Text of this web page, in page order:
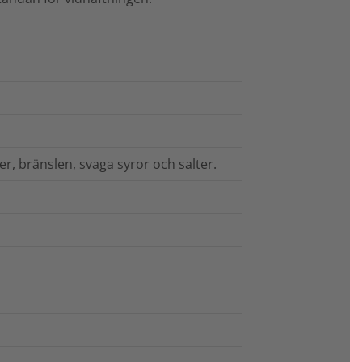
bränslen, svaga syror och salter.